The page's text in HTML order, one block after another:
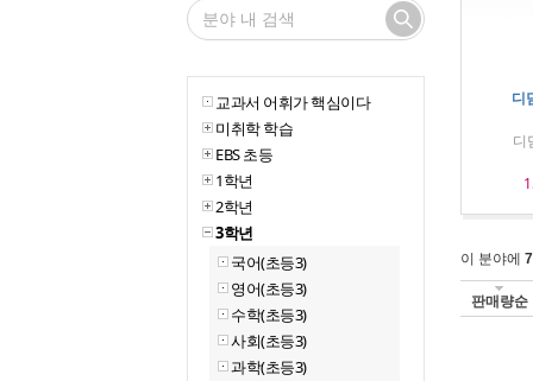
교과서 어휘가 핵심이다
미취학 학습
EBS 초등
1학년
2학년
3학년
국어(초등3)
영어(초등3)
수학(초등3)
사회(초등3)
과학(초등3)
디
디
이 분야에
판매량순